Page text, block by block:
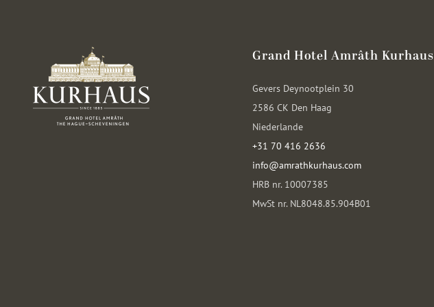
Grand Hotel Amrâth Kurhaus
Gevers Deynootplein 30
2586 CK Den Haag
Niederlande
+31 70 416 2636
info@amrathkurhaus.com
HRB nr. 10007385
MwSt nr. NL8048.85.904B01